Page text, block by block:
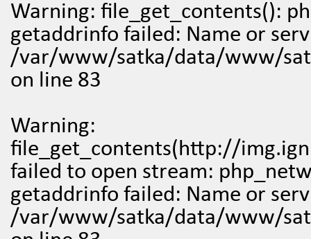
Warning: file_get_contents():
getaddrinfo failed: Name or
/var/www/satka/data/www/
on line 83
Warning:
file_get_contents(http://
failed to open stream:
getaddrinfo failed: Name or
/var/www/satka/data/www/